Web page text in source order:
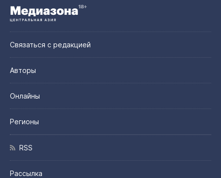
Связаться с редакцией
Авторы
Онлайны
Регионы
RSS
Рассылка